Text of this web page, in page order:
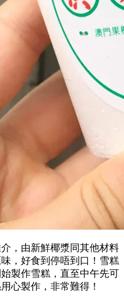
，由新鮮椰漿同其他材料
，好食到停唔到口！雪糕
製作雪糕，直至中午先可
心製作，非常難得！